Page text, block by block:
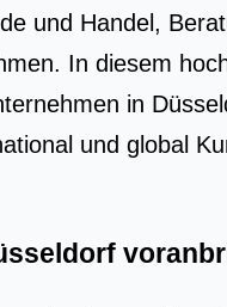
und Han­del,
In die­sem
in
und glo­bal